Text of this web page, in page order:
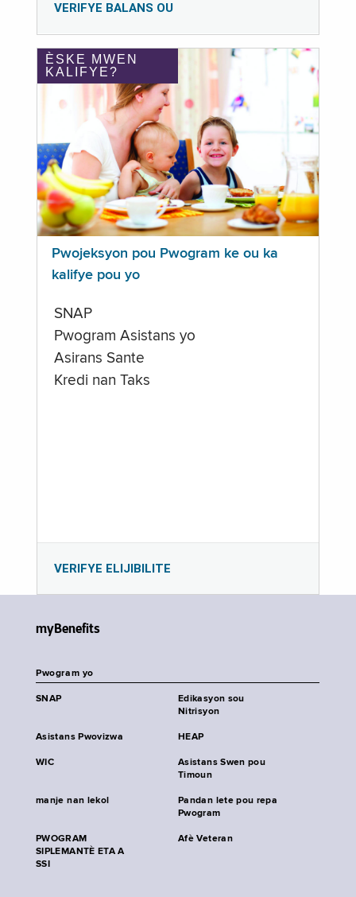
VERIFYE BALANS OU
ÈSKE MWEN
KALIFYE?
Pwojeksyon pou Pwogram ke ou ka
kalifye pou yo
SNAP
Pwogram Asistans yo
Asirans Sante
Kredi nan Taks
VERIFYE ELIJIBILITE
myBenefits
Pwogram yo
SNAP
Edikasyon sou
Nitrisyon
Asistans Pwovizwa HEAP
WIC
Asistans Swen pou
Timoun
manje nan lekol
Pandan lete pou repa
Pwogram
PWOGRAM
SIPLEMANTÈ ETA A
SSI
Afè Veteran